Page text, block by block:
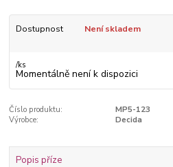
Dostupnost Není skladem
/ks
Momentálně není k dispozici
Číslo produktu:
MP5-123
Výrobce:
Decida
Popis příze